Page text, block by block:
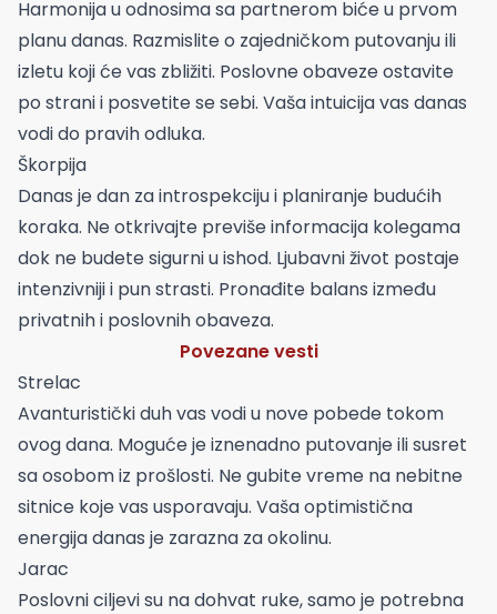
Harmonija u odnosima sa partnerom biće u prvom
planu danas. Razmislite o zajedničkom putovanju ili
izletu koji će vas zbližiti. Poslovne obaveze ostavite
po strani i posvetite se sebi. Vaša intuicija vas danas
vodi do pravih odluka.
Škorpija
Danas je dan za introspekciju i planiranje budućih
koraka. Ne otkrivajte previše informacija kolegama
dok ne budete sigurni u ishod. Ljubavni život postaje
intenzivniji i pun strasti. Pronađite balans između
privatnih i poslovnih obaveza.
Povezane vesti
Strelac
Avanturistički duh vas vodi u nove pobede tokom
ovog dana. Moguće je iznenadno putovanje ili susret
sa osobom iz prošlosti. Ne gubite vreme na nebitne
sitnice koje vas usporavaju. Vaša optimistična
energija danas je zarazna za okolinu.
Jarac
Poslovni ciljevi su na dohvat ruke, samo je potrebna